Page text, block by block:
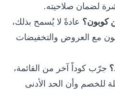
لضمان صلاحيته.
كوبون؟ عادةً لا يُسمح بذلك،
مع العروض والتخفيضات
جرّب كوداً آخر من القائمة،
للخصم وأن الحد الأدنى